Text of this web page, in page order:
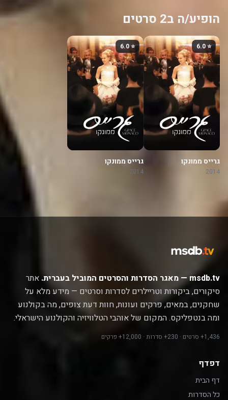
הופיע/ה ב2 סרטים
⭐ 6.0
גרייס ממונקו
2014
⭐ 6.0
גרייס ממונקו
2014
msdb.tv — מאגר הסדרות והסרטים המוביל בעברית.
אתר
סיקורים, ביקורות וטריילרים לסדרות וסרטים — מידע מלא על
שחקנים, במאים, פרקים ועונות, חוות דעת צופים, מה בקולנוע
ומה בנטפליקס. המקום של אוהבי הטלוויזיה והקולנוע הישראלי.
1,436+ סרטים · 230+ סדרות · 12,000+ פרקים
דפדף
דף הבית
כל הסדרות